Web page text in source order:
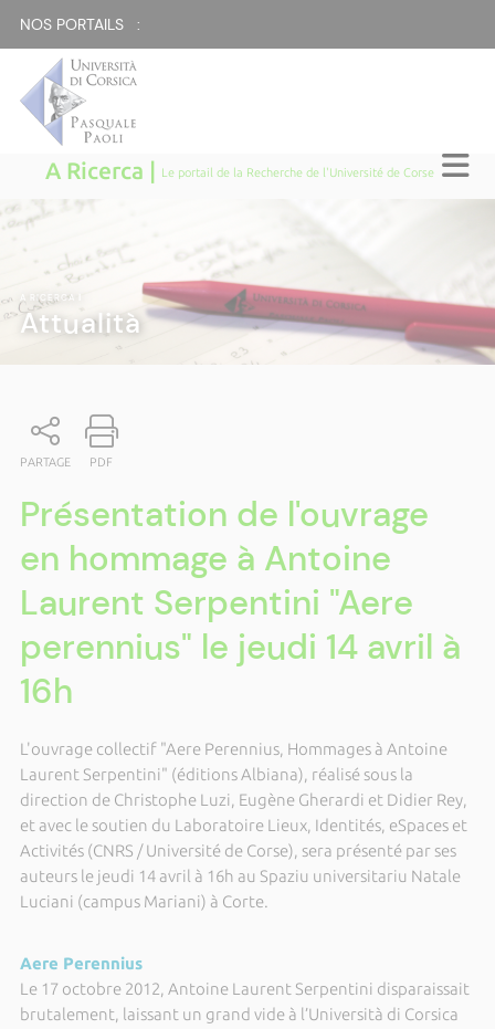
NOS PORTAILS :
A Ricerca | Le portail de la Recherche de l'Université de Corse
A RICERCA
Attualità
PARTAGE PDF
Présentation de l'ouvrage
en hommage à Antoine
Laurent Serpentini "Aere
perennius" le jeudi 14 avril à
16h
L'ouvrage collectif "Aere Perennius, Hommages à Antoine
Laurent Serpentini" (éditions Albiana), réalisé sous la
direction de Christophe Luzi, Eugène Gherardi et Didier Rey,
et avec le soutien du Laboratoire Lieux, Identités, eSpaces et
Activités (CNRS / Université de Corse), sera présenté par ses
auteurs le jeudi 14 avril à 16h au Spaziu universitariu Natale
Luciani (campus Mariani) à Corte.
Aere Perennius
Le 17 octobre 2012, Antoine Laurent Serpentini disparaissait
brutalement, laissant un grand vide à l’Università di Corsica